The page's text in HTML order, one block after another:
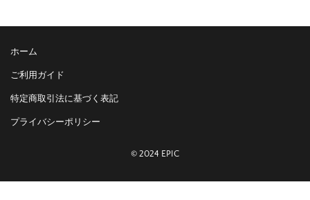
ホーム
ご利用ガイド
特定商取引法に基づく表記
プライバシーポリシー
© 2024 EPIC